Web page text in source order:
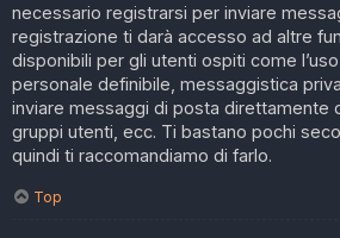
necessario registrarsi per inviare
registrazione ti darà accesso ad altre
disponibili per gli utenti ospiti come l’uso
personale definibile, messaggistica
inviare messaggi di posta direttamente
gruppi utenti, ecc. Ti bastano pochi
quindi ti raccomandiamo di farlo.
Top